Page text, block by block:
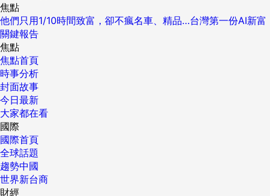
焦點
他們只用1/10時間致富，卻不瘋名車、精品…台灣第一份AI新富
關鍵報告
焦點
焦點首頁
時事分析
封面故事
今日最新
大家都在看
國際
國際首頁
全球話題
趨勢中國
世界新台商
財經